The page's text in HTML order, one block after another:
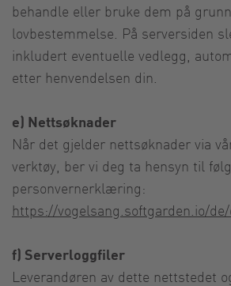
behandle eller bruke dem på
lovbestemmelse. På serversiden
inkludert eventuelle vedlegg,
etter henvendelsen din.
e) Nettsøknader
Når det gjelder nettsøknader via
verktøy, ber vi deg ta hensyn til
personvernerklæring:
https://vogelsang.softgarden.io/
f) Serverloggfiler
Leverandøren av dette nettstedet